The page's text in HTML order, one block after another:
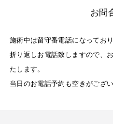
お問
施術中は留守番電話になっており
折り返しお電話致しますので、
たします。
当日のお電話予約も空きがござ